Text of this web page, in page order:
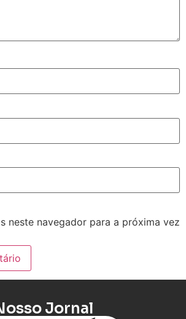
neste navegador para a próxima vez
Jornal